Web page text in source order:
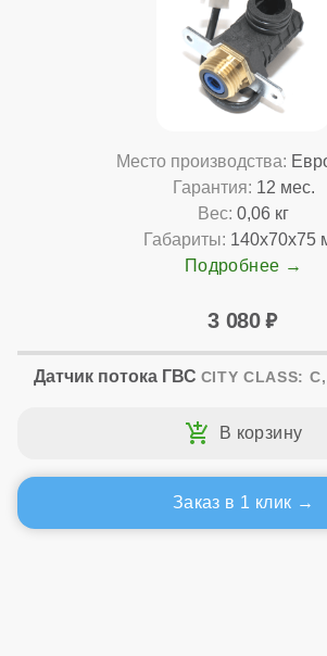
Место производства:
Гарантия: 12 мес.
Вес: 0,06 кг
Габариты: 140x70x75
Подробнее
3 080
Датчик потока ГВС CITY CLASS:
Заказ в 1 клик